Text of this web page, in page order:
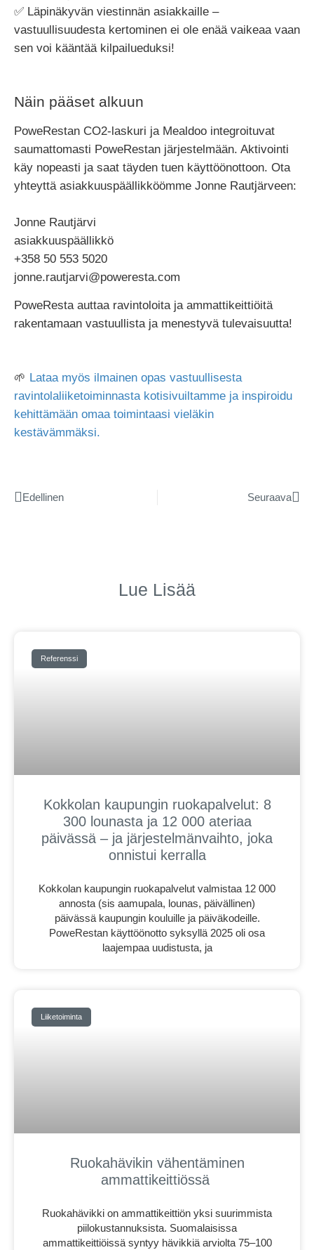
✅ Läpinäkyvän viestinnän asiakkaille –
vastuullisuudesta kertominen ei ole enää vaikeaa vaan
sen voi kääntää kilpailueduksi!
Näin pääset alkuun
PoweRestan CO2-laskuri ja Mealdoo integroituvat
saumattomasti PoweRestan järjestelmään. Aktivointi
käy nopeasti ja saat täyden tuen käyttöönottoon. Ota
yhteyttä asiakkuuspäällikköömme Jonne Rautjärveen:
Jonne Rautjärvi
asiakkuuspäällikkö
+358 50 553 5020
jonne.rautjarvi@poweresta.com
PoweResta auttaa ravintoloita ja ammattikeittiöitä
rakentamaan vastuullista ja menestyvä tulevaisuutta!
🌱 Lataa myös ilmainen opas vastuullisesta
ravintolaliiketoiminnasta kotisivuiltamme ja inspiroidu
kehittämään omaa toimintaasi vieläkin
kestävämmäksi.
Edellinen Seuraava
Lue Lisää
Referenssi
Kokkolan kaupungin ruokapalvelut: 8
300 lounasta ja 12 000 ateriaa
päivässä – ja järjestelmänvaihto, joka
onnistui kerralla
Kokkolan kaupungin ruokapalvelut valmistaa 12 000
annosta (sis aamupala, lounas, päivällinen)
päivässä kaupungin kouluille ja päiväkodeille.
PoweRestan käyttöönotto syksyllä 2025 oli osa
laajempaa uudistusta, ja
Liiketoiminta
Ruokahävikin vähentäminen
ammattikeittiössä
Ruokahävikki on ammattikeittiön yksi suurimmista
piilokustannuksista. Suomalaisissa
ammattikeittiöissä syntyy hävikkiä arviolta 75–100